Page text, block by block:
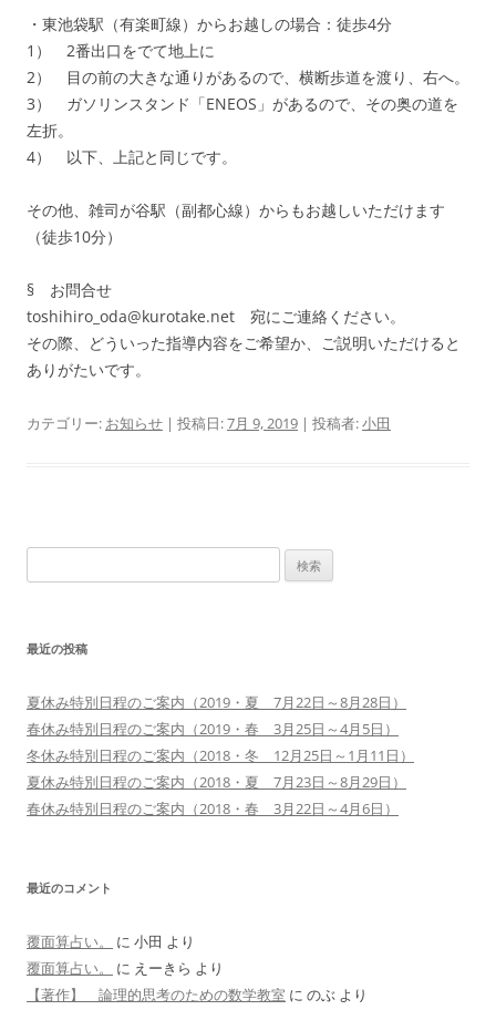
・東池袋駅（有楽町線）からお越しの場合：徒歩4分
1） 2番出口をでて地上に
2） 目の前の大きな通りがあるので、横断歩道を渡り、右へ。
3） ガソリンスタンド「ENEOS」があるので、その奥の道を
左折。
4） 以下、上記と同じです。
その他、雑司が谷駅（副都心線）からもお越しいただけます
（徒歩10分）
§ お問合せ
toshihiro_oda@kurotake.net 宛にご連絡ください。
その際、どういった指導内容をご希望か、ご説明いただけると
ありがたいです。
カテゴリー: お知らせ | 投稿日:7月 9, 2019 | 投稿者:小田
索:
最近の投稿
夏休み特別日程のご案内（2019・夏 7月22日～8月28日）
春休み特別日程のご案内（2019・春 3月25日～4月5日）
冬休み特別日程のご案内（2018・冬 12月25日～1月11日）
夏休み特別日程のご案内（2018・夏 7月23日～8月29日）
春休み特別日程のご案内（2018・春 3月22日～4月6日）
最近のコメント
覆面算占い。 に 小田 より
覆面算占い。
に えーきら より
【著作】 論理的思考のための数学教室 に のぶ より